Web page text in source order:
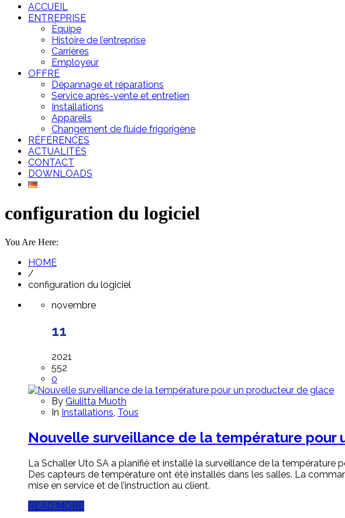
ACCUEIL
ENTREPRISE
Équipe
Histoire de l’entreprise
Carrières
Employeur
OFFRE
Dépannage et réparations
Service après-vente et entretien
Installations
Appareils
Changement de fluide frigorigène
RÉFÉRENCES
ACTUALITÉS
CONTACT
DOWNLOADS
configuration du logiciel
You Are Here:
HOME
/
configuration du logiciel
novembre
11
2021
552
0
By Giulitta Muoth
In Installations Tous
Nouvelle surveillance de la température pour
La Schaller Uto SA a planifié et installé la surveillance de la température
Des capteurs de température ont été installés dans les salles. La
mise en service et de l’instruction au client.
READ MORE